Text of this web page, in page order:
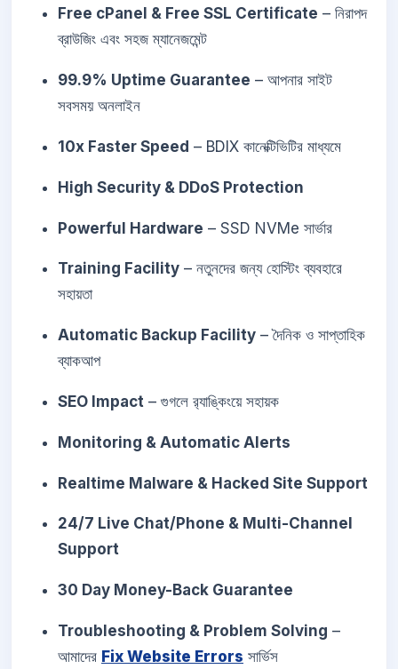
Free cPanel & Free SSL Certificate – নিরাপদ
ব্রাউজিং এবং সহজ ম্যানেজমেন্ট
99.9% Uptime Guarantee – আপনার সাইট
সবসময় অনলাইন
10x Faster Speed – BDIX কানেক্টিভিটির মাধ্যমে
High Security & DDoS Protection
Powerful Hardware – SSD NVMe সার্ভার
Training Facility – নতুনদের জন্য হোস্টিং ব্যবহারে
সহায়তা
Automatic Backup Facility – দৈনিক ও সাপ্তাহিক
ব্যাকআপ
SEO Impact – গুগলে র‍্যাঙ্কিংয়ে সহায়ক
Monitoring & Automatic Alerts
Realtime Malware & Hacked Site Support
24/7 Live Chat/Phone & Multi-Channel
Support
30 Day Money-Back Guarantee
Troubleshooting & Problem Solving –
আমাদের Fix Website Errors সার্ভিস